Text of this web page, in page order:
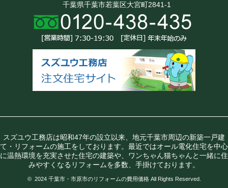
千葉県千葉市若葉区大宮町2841-1
スズユウ工務店は昭和47年の設立以来、地元千葉市周辺の新築一戸建
て・リフォームの施工をしております。最近ではオール電化住宅を中心
に温熱環境を充実させた住宅の建築や、ワンちゃん猫ちゃんと一緒に住
みやすくなるリフォームを多数、手掛けております。
© 2024 千葉市・市原市のリフォームの費用価格 All Rights Reserved.